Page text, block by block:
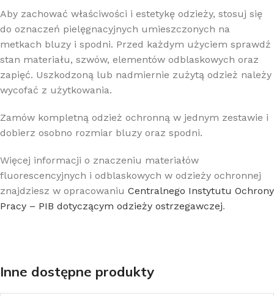
Aby zachować właściwości i estetykę odzieży, stosuj się
do oznaczeń pielęgnacyjnych umieszczonych na
metkach bluzy i spodni. Przed każdym użyciem sprawdź
stan materiału, szwów, elementów odblaskowych oraz
zapięć. Uszkodzoną lub nadmiernie zużytą odzież należy
wycofać z użytkowania.
Zamów kompletną odzież ochronną w jednym zestawie i
dobierz osobno rozmiar bluzy oraz spodni.
Więcej informacji o znaczeniu materiałów
fluorescencyjnych i odblaskowych w odzieży ochronnej
znajdziesz w opracowaniu Centralnego Instytutu Ochrony
Pracy – PIB dotyczącym odzieży ostrzegawczej.
Inne dostępne produkty